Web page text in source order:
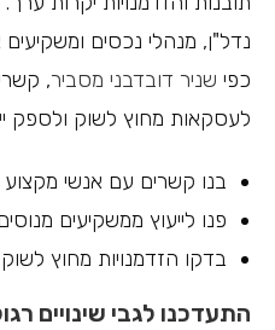
נדל"ן, מנהלי נכסים
כפי שניר דובדבני מסביר,
לעסקאות מחוץ לשוק ולספק
בנו קשרים עם אנשי
פנו לייעוץ ממשקיעים
בדקו הזדמנויות מחוץ
התעדכנו לגבי שינויים